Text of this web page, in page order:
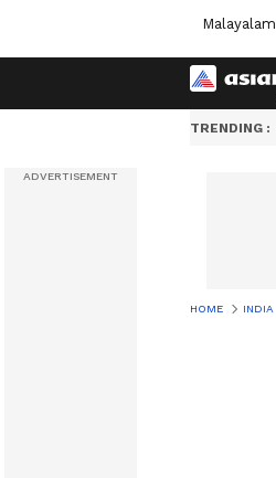
Malayalam
TRENDING :
HOME INDIA